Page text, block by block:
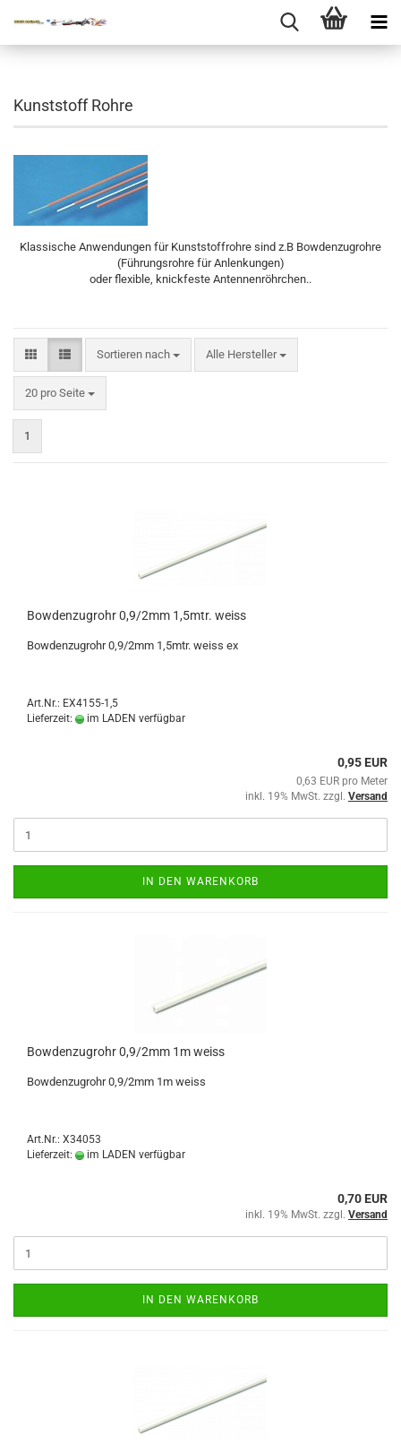
Kunststoff Rohre
Klassische Anwendungen für Kunststoffrohre sind z.B Bowdenzugrohre
(Führungsrohre für Anlenkungen)
oder flexible, knickfeste Antennenröhrchen..
Sortieren nach
Sortieren nach Alle Hersteller
20 pro Seite
pro Seite
1
Bowdenzugrohr 0,9/2mm 1,5mtr. weiss
Bowdenzugrohr 0,9/2mm 1,5mtr. weiss ex
Art.Nr.: EX4155-1,5
Lieferzeit:
im LADEN verfügbar
0,95 EUR
0,63 EUR pro Meter
inkl. 19% MwSt. zzgl. Versand
IN DEN WARENKORB
Bowdenzugrohr 0,9/2mm 1m weiss
Bowdenzugrohr 0,9/2mm 1m weiss
Art.Nr.: X34053
Lieferzeit:
im LADEN verfügbar
0,70 EUR
inkl. 19% MwSt. zzgl. Versand
IN DEN WARENKORB